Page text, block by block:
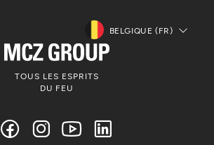
BELGIQUE (FR)
TOUS LES ESPRITS
DU FEU